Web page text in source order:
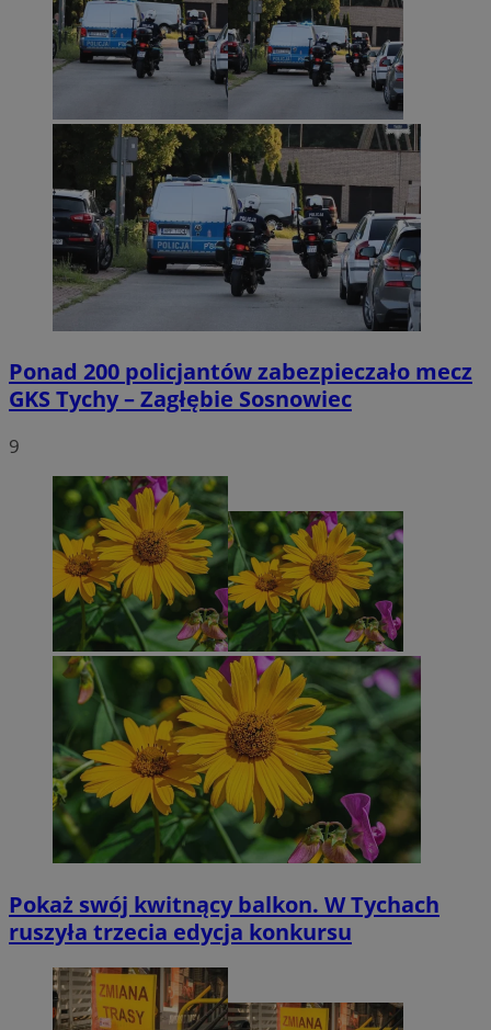
Ponad 200 policjantów zabezpieczało mecz
GKS Tychy – Zagłębie Sosnowiec
9
Pokaż swój kwitnący balkon. W Tychach
ruszyła trzecia edycja konkursu